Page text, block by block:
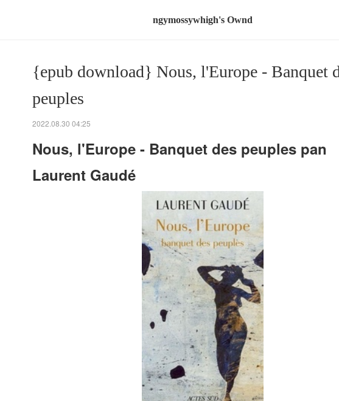
ngymossywhigh's Ownd
{epub download} Nous, l'Europe - Banquet
peuples
2022.08.30 04:25
Nous, l'Europe - Banquet des peuples pan
Laurent Gaudé